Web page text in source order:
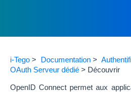
i-Tego > Documentation >
OAuth Serveur dédié > Découvrir
OpenID Connect permet aux